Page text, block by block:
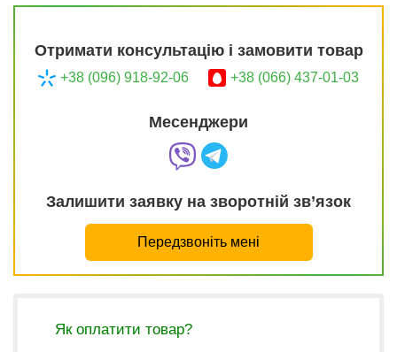
Отримати консультацію і замовити товар
+38 (096) 918-92-06 +38 (066) 437-01-03
Месенджери
Залишити заявку на зворотній зв’язок
Передзвоніть мені
Як оплатити товар?